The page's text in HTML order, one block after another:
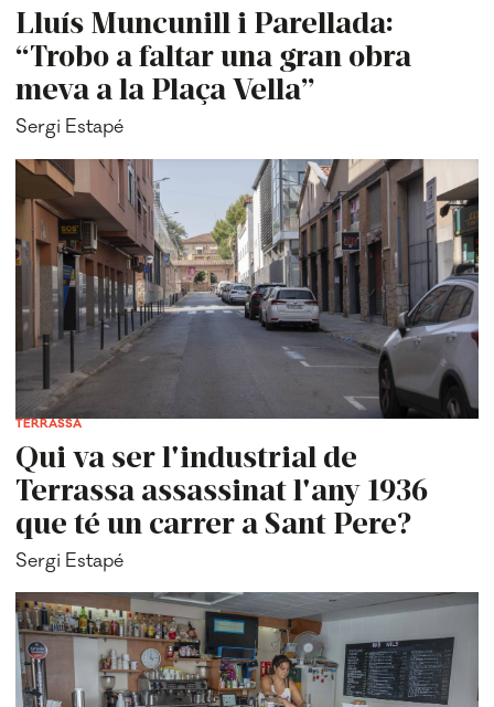
Lluís Muncunill i Parellada:
“Trobo a faltar una gran obra
meva a la Plaça Vella”
Sergi Estapé
TERRASSA
Qui va ser l'industrial de
Terrassa assassinat l'any 1936
que té un carrer a Sant Pere?
Sergi Estapé